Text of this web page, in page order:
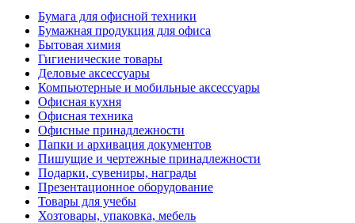
Бумага для офисной техники
Бумажная продукция для офиса
Бытовая химия
Гигиенические товары
Деловые аксессуары
Компьютерные и мобильные аксессуары
Офисная кухня
Офисная техника
Офисные принадлежности
Папки и архивация документов
Пишущие и чертежные принадлежности
Подарки, сувениры, награды
Презентационное оборудование
Товары для учебы
Хозтовары, упаковка, мебель